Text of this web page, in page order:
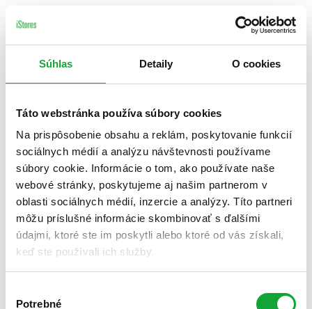
Súhlas Detaily O cookies
Táto webstránka používa súbory cookies
Na prispôsobenie obsahu a reklám, poskytovanie funkcií
sociálnych médií a analýzu návštevnosti používame
súbory cookie. Informácie o tom, ako používate naše
webové stránky, poskytujeme aj našim partnerom v
oblasti sociálnych médií, inzercie a analýzy. Títo partneri
môžu príslušné informácie skombinovať s ďalšími
údajmi, ktoré ste im poskytli alebo ktoré od vás získali,
keď ste používali ich služby.
súhlasu
Potrebné